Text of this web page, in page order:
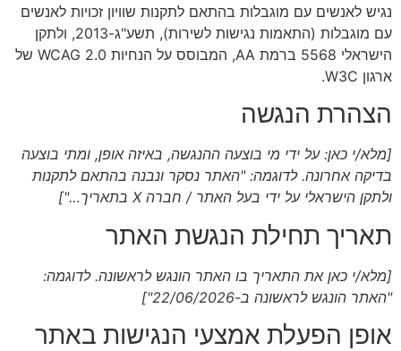
נגיש לאנשים עם מוגבלות בהתאם לתקנות שוויון זכויות לאנשים
עם מוגבלות (התאמות נגישות לשירות), תשע"ג-2013, ולתקן
הישראלי 5568 ברמת AA, המבוסס על הנחיות WCAG 2.0 של
ארגון W3C.
הצהרת הנגשה
[מלא/י כאן: על ידי מי בוצעה ההנגשה, באיזה אופן, ומתי בוצעה
בדיקה אחרונה. לדוגמה: "האתר נסקר ונבנה בהתאם לתקנות
ולתקן הישראלי על ידי בעל האתר / חברה X בתאריך…"]
תאריך תחילת הנגשת האתר
[מלא/י כאן את התאריך בו האתר הונגש לראשונה. לדוגמה:
"האתר הונגש לראשונה ב-22/06/2026"]
אופן הפעלת אמצעי הנגישות באתר